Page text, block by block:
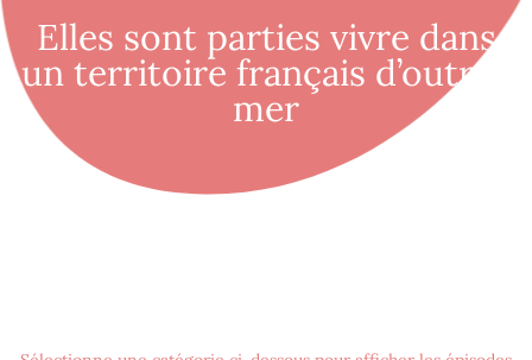
Elles sont parties vivre dans
un territoire français d’outre-
mer